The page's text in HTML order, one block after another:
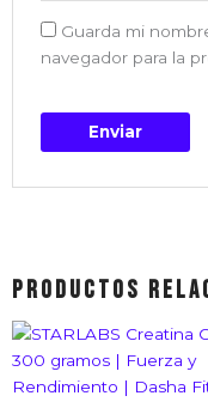
Guarda mi
navegador para la
Productos